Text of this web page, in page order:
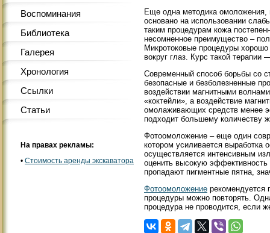
Воспоминания
Библиотека
Галерея
Хронология
Ссылки
Статьи
На правах рекламы:
• Стоимость аренды экскаватора
Еще одна методика омоложения,
основано на использовании
таким процедурам кожа
несомненное преимущество –
Микротоковые процедуры
вокруг глаз. Курс такой
Современный способ борьбы со
безопасные и безболезненные
воздействии магнитными
«коктейли», а воздействие
омолаживающих средств менее
подходит большему количеству
Фотоомоложение – еще один
котором усиливается
осуществляется интенсивным
оценить высокую эффективность
пропадают пигментные пятна,
Фотоомоложение рекомендуется
процедуры можно повторять.
процедура не проводится, если